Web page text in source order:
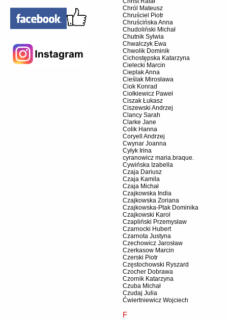
Chról Mateusz
Chruściel Piotr
Chruścińska Anna
Chudoliński Michał
Chutnik Sylwia
Chwalczyk Ewa
Chwolik Dominik
Cichostępska Katarzyna
Cielecki Marcin
Cieplak Anna
Cieślak Mirosława
Ciok Konrad
Ciołkiewicz Paweł
Ciszak Łukasz
Ciszewski Andrzej
Clancy Sarah
Clarke Jane
Colik Hanna
Coryell Andrzej
Cwynar Joanna
Cyłyk Irina
cyranowicz maria.braque.
Cywińska Izabella
Czaja Dariusz
Czaja Kamila
Czaja Michał
Czajkowska India
Czajkowska Zoriana
Czajkowska-Ptak Dominika
Czajkowski Karol
Czapliński Przemysław
Czarnocki Hubert
Czarnota Justyna
Czechowicz Jarosław
Czerkasow Marcin
Czerski Piotr
Częstochowski Ryszard
Czocher Dobrawa
Czornik Katarzyna
Czuba Michał
Czudaj Julia
Ćwiertniewicz Wojciech
F